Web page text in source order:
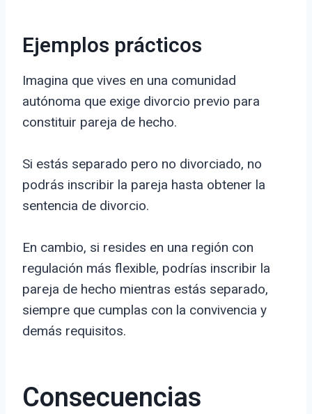
Ejemplos prácticos
Imagina que vives en una comunidad
autónoma que exige divorcio previo para
constituir pareja de hecho.
Si estás separado pero no divorciado, no
podrás inscribir la pareja hasta obtener la
sentencia de divorcio.
En cambio, si resides en una región con
regulación más flexible, podrías inscribir la
pareja de hecho mientras estás separado,
siempre que cumplas con la convivencia y
demás requisitos.
Consecuencias